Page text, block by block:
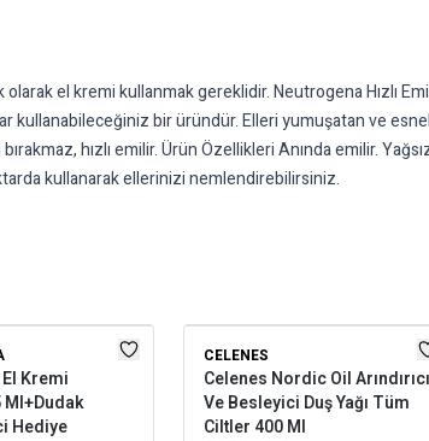
olarak el kremi kullanmak gereklidir. Neutrogena
bir üründür. Elleri yumuşatan ve
hızlı emilir. Ürün Özellikleri Anında emilir.
kullanarak ellerinizi nemlendirebilirsiniz.
Kremi
Hediye
CELENES
Celenes Nordic Oil Arındırıcı
Ve Besleyici Duş Yağı Tüm
Ciltler 400 Ml